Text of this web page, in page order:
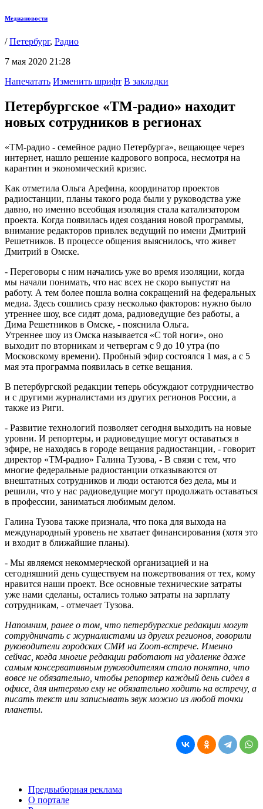
Медиановости
/Петербург, Радио
7 мая 2020 21:28
Напечатать Изменить шрифт В закладки
Петербургское «ТМ-радио» находит
новых сотрудников в регионах
«ТМ-радио - семейное радио Петербурга», вещающее через
интернет, нашло решение кадрового вопроса, несмотря на
карантин и экономический кризис.
Как отметила Ольга Арефина, координатор проектов
радиостанции, планы такого рода были у руководства уже
давно, но именно всеобщая изоляция стала катализатором
проекта. Когда появилась идея создания новой программы,
внимание редакторов привлек ведущий по имени Дмитрий
Решетников. В процессе общения выяснилось, что живет
Дмитрий в Омске.
- Переговоры с ним начались уже во время изоляции, когда
мы начали понимать, что нас всех не скоро выпустят на
работу. А тем более пошла волна сокращений на федеральных
медиа. Здесь сошлись сразу несколько факторов: нужно было
утреннее шоу, все сидят дома, радиоведущие без работы, а
Дима Решетников в Омске, - пояснила Ольга.
Утреннее шоу из Омска называется «С той ноги», оно
выходит по вторникам и четвергам с 9 до 10 утра (по
Московскому времени). Пробный эфир состоялся 1 мая, а с 5
мая эта программа появилась в сетке вещания.
В петербургской редакции теперь обсуждают сотрудничество
и с другими журналистами из других регионов России, а
также из Риги.
- Развитие технологий позволяет сегодня выходить на новые
уровни. И репортеры, и радиоведущие могут оставаться в
эфире, не находясь в городе вещания радиостанции, - говорит
директор «ТМ-радио» Галина Тузова, - В связи с тем, что
многие федеральные радиостанции отказываются от
внештатных сотрудников и люди остаются без дела, мы и
решили, что у нас радиоведущие могут продолжать оставаться
в профессии, заниматься любимым делом.
Галина Тузова также признала, что пока для выхода на
международный уровень не хватает финансирования (хотя это
и входит в ближайшие планы).
- Мы являемся некоммерческой организацией и на
сегодняшний день существуем на пожертвования от тех, кому
нравится наши проект. Все основные технические затраты
уже нами сделаны, остались только затраты на зарплату
сотрудникам, - отмечает Тузова.
Напомним, ранее о том, что петербургские редакции могут
сотрудничать с журналистами из других регионов, говорили
руководители городских СМИ на Zoom-встрече. Именно
сейчас, когда многие редакции работают на удаленке даже
самым консервативным руководителям стало понятно, что
вовсе не обязательно, чтобы репортер каждый день сидел в
офисе, для интервью ему не обязательно ходить на встречу, а
писать текст или записывать звук можно из любой точки
планеты.
Предвыборная реклама
О портале